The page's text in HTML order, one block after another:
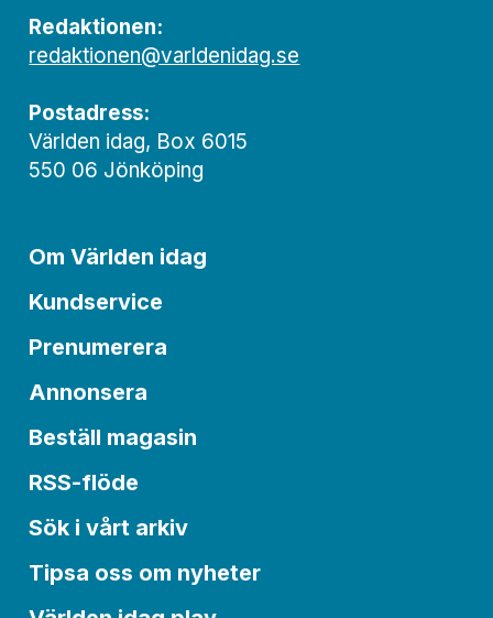
Redaktionen:
redaktionen@varldenidag.se
Postadress:
Världen idag, Box 6015
550 06 Jönköping
Om Världen idag
Kundservice
Prenumerera
Annonsera
Beställ magasin
RSS-flöde
Sök i vårt arkiv
Tipsa oss om nyheter